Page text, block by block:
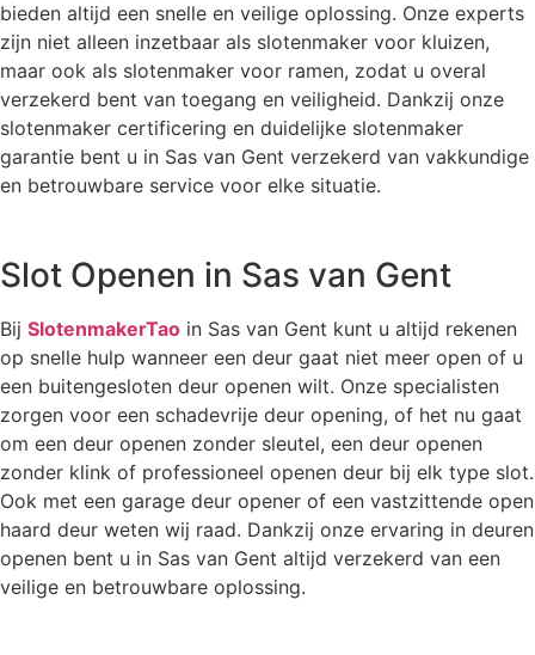
bieden altijd een snelle en veilige oplossing. Onze experts
zijn niet alleen inzetbaar als slotenmaker voor kluizen,
maar ook als slotenmaker voor ramen, zodat u overal
verzekerd bent van toegang en veiligheid. Dankzij onze
slotenmaker certificering en duidelijke slotenmaker
garantie bent u in Sas van Gent verzekerd van vakkundige
en betrouwbare service voor elke situatie.
Slot Openen in Sas van Gent
Bij SlotenmakerTao in Sas van Gent kunt u altijd rekenen
op snelle hulp wanneer een deur gaat niet meer open of u
een buitengesloten deur openen wilt. Onze specialisten
zorgen voor een schadevrije deur opening, of het nu gaat
om een deur openen zonder sleutel, een deur openen
zonder klink of professioneel openen deur bij elk type slot.
Ook met een garage deur opener of een vastzittende open
haard deur weten wij raad. Dankzij onze ervaring in deuren
openen bent u in Sas van Gent altijd verzekerd van een
veilige en betrouwbare oplossing.